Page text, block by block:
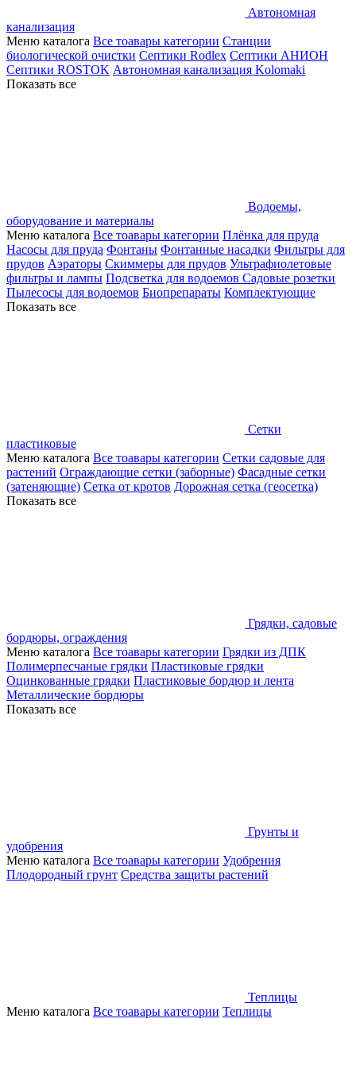
Автономная
канализация
Меню каталога Все тоавары категории Станции
биологической очистки Септики Rodlex Септики АНИОН
Септики ROSTOK Автономная канализация Kolomaki
Показать все
Водоемы,
оборудование и материалы
Меню каталога Все тоавары категории Плёнка для пруда
Насосы для пруда Фонтаны Фонтанные насадки Фильтры для
прудов Аэраторы Скиммеры для прудов Ультрафиолетовые
фильтры и лампы Подсветка для водоемов Садовые розетки
Пылесосы для водоемов Биопрепараты Комплектующие
Показать все
Сетки
пластиковые
Меню каталога Все тоавары категории Сетки садовые для
растений Ограждающие сетки (заборные) Фасадные сетки
(затеняющие) Сетка от кротов Дорожная сетка (геосетка)
Показать все
Грядки, садовые
бордюры, ограждения
Меню каталога Все тоавары категории Грядки из ДПК
Полимерпесчаные грядки Пластиковые грядки
Оцинкованные грядки Пластиковые бордюр и лента
Металлические бордюры
Показать все
Грунты и
удобрения
Меню каталога Все тоавары категории Удобрения
Плодородный грунт Средства защиты растений
Теплицы
Меню каталога Все тоавары категории Теплицы